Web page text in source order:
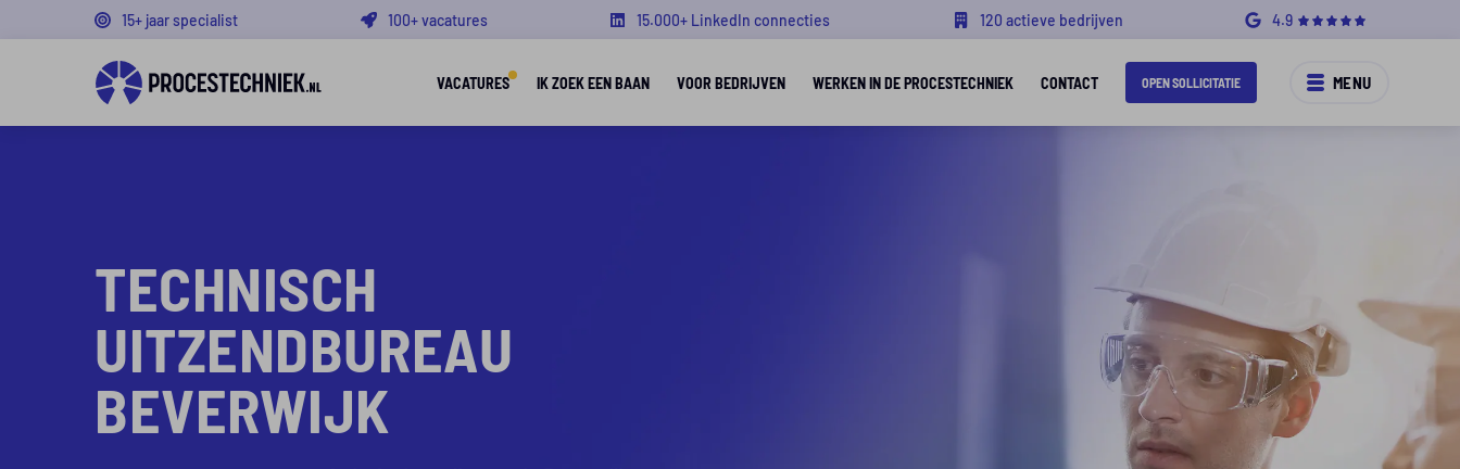
15+ jaar specialist 100+ vacatures 15.000+ LinkedIn connecties 120 actieve bedrijven 4.9
VACATURES IK ZOEK EEN BAAN VOOR BEDRIJVEN WERKEN IN DE PROCESTECHNIEK CONTACT OPEN SOLLICITATIE MENU
TECHNISCH
UITZENDBUREAU
BEVERWIJK